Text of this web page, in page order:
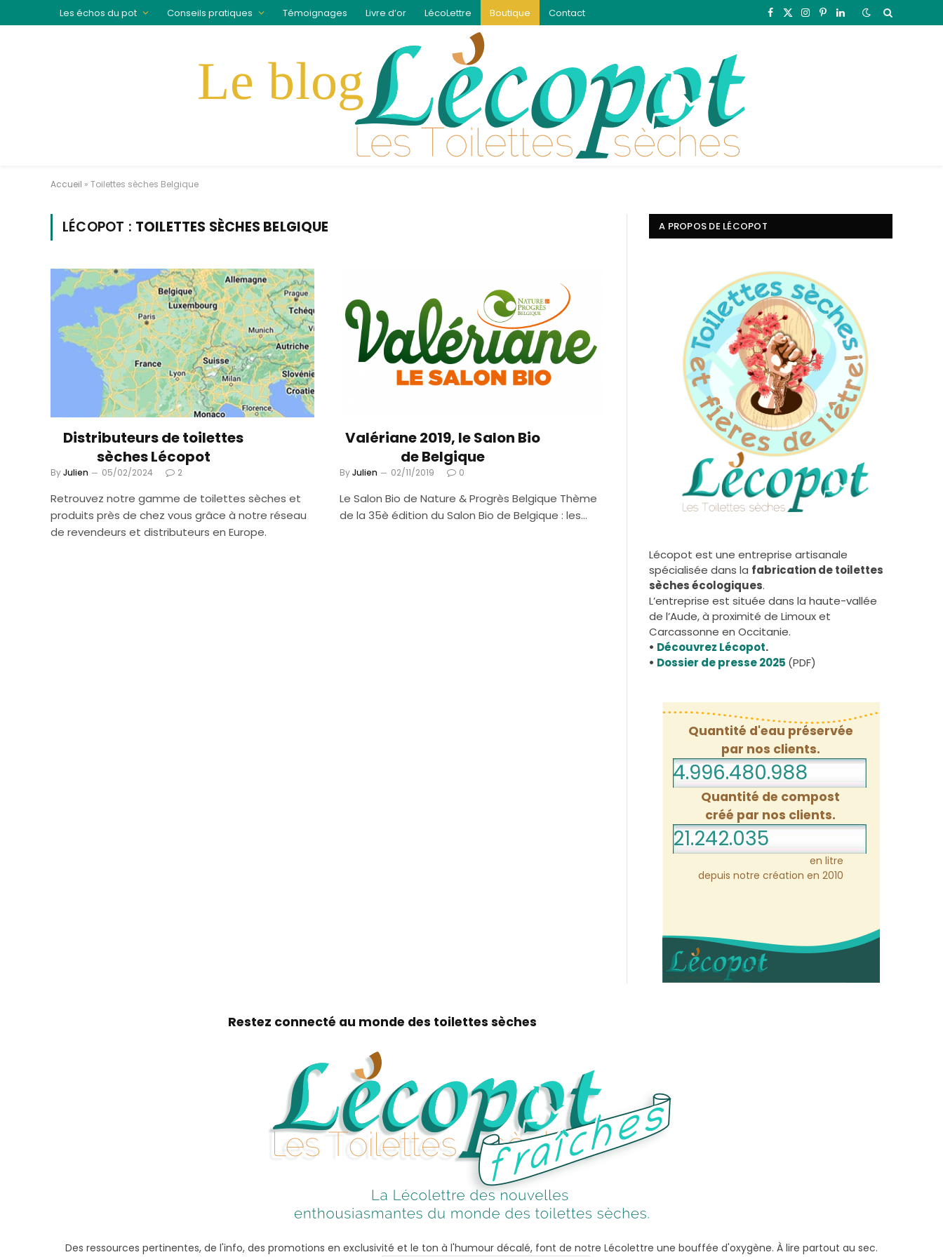
Les échos du pot Conseils pratiques Témoignages Livre d’or LécoLettre Boutique Contact Facebook
X
Instagram
Pinterest
LinkedIn
Accueil » Toilettes sèches Belgique
LÉCOPOT : TOILETTES SÈCHES BELGIQUE
Distributeurs de toilettes
sèches Lécopot
ByJulien 05/02/2024 2
Retrouvez notre gamme de toilettes sèches et
produits près de chez vous grâce à notre réseau
de revendeurs et distributeurs en Europe.
Valériane 2019, le Salon Bio
de Belgique
ByJulien 02/11/2019 0
Le Salon Bio de Nature & Progrès Belgique Thème
de la 35è édition du Salon Bio de Belgique : les…
A PROPOS DE LÉCOPOT
Lécopot est une entreprise artisanale
spécialisée dans la fabrication de toilettes
sèches écologiques.
L’entreprise est située dans la haute-vallée
de l’Aude, à proximité de Limoux et
Carcassonne en Occitanie.
• Découvrez Lécopot.
• Dossier de presse 2025 (PDF)
Quantité d'eau préservée
par nos clients.
4.996.481.009
Quantité de compost
créé par nos clients.
21.242.035
en litre
depuis notre création en 2010
Restez connecté au monde des toilettes sèches
Des ressources pertinentes, de l'info, des promotions en exclusivité et le ton à l'humour décalé, font de notre Lécolettre une bouffée d'oxygène. À lire partout au sec.